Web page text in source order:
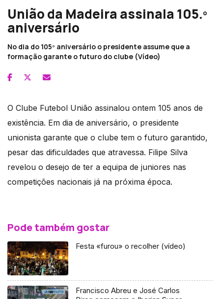
União da Madeira assinala 105.º
aniversário
No dia do 105º aniversário o presidente assume que a
formação garante o futuro do clube (Vídeo)
O Clube Futebol União assinalou ontem 105 anos de
existência. Em dia de aniversário, o presidente
unionista garante que o clube tem o futuro garantido,
pesar das dificuldades que atravessa. Filipe Silva
revelou o desejo de ter a equipa de juniores nas
competições nacionais já na próxima época.
Pode também gostar
Festa «furou» o recolher (vídeo)
Francisco Abreu e José Carlos